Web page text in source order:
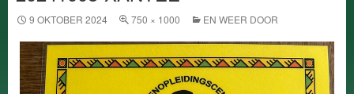
9 OKTOBER 2024 750 × 1000 EN WEER DOOR